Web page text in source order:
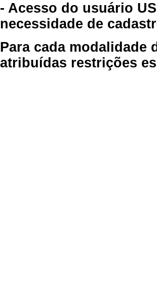
- Acesso do usuário
necessidade de
Para cada
atribuídas restrições